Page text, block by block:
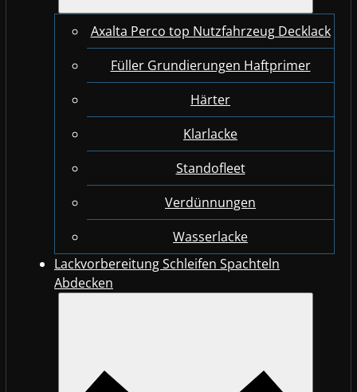
Axalta Perco top Nutzfahrzeug Decklack
Füller Grundierungen Haftprimer
Härter
Klarlacke
Standofleet
Verdünnungen
Wasserlacke
Lackvorbereitung Schleifen Spachteln
Abdecken